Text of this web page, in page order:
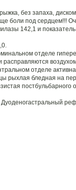
без запаха,
боли под сердцем!!!
142,1 и
отделе
воздухом,
отделе
рыхлая бледная на
постбульбарного